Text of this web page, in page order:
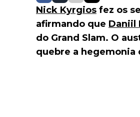
Nick Kyrgios fez os
afirmando que Daniil
do Grand Slam. O
quebre a hegemonia